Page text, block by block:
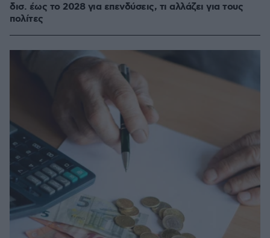
δισ. έως το 2028 για επενδύσεις, τι αλλάζει για τους
πολίτες